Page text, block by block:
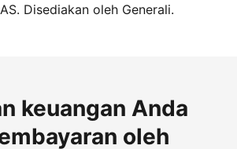
Disediakan oleh Generali.
keuangan Anda
oleh